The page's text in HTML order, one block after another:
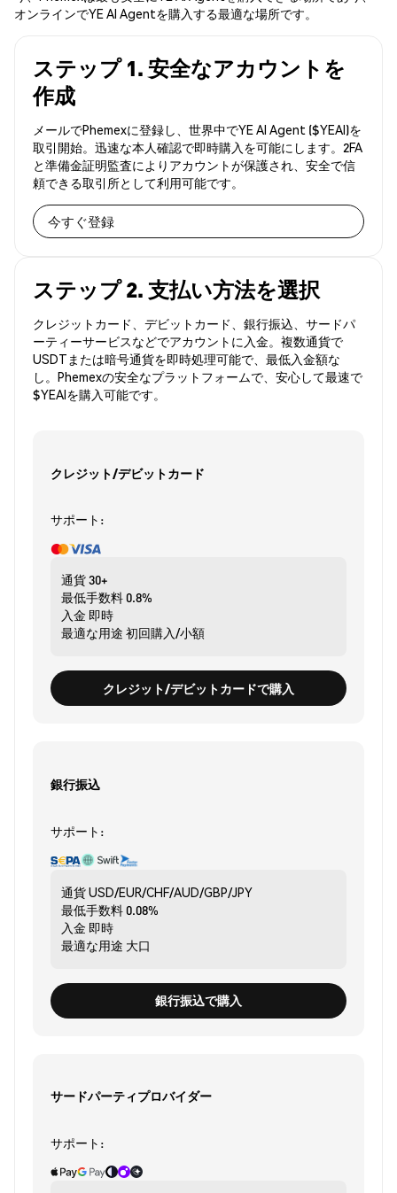
オンラインでYE AI Agentを購入する最適な場所です。
ステップ 1. 安全なアカウントを
作成
メールでPhemexに登録し、世界中でYE AI Agent ($YEAI)を
取引開始。迅速な本人確認で即時購入を可能にします。2FA
と準備金証明監査によりアカウントが保護され、安全で信
頼できる取引所として利用可能です。
今すぐ登録
ステップ 2. 支払い方法を選択
クレジットカード、デビットカード、銀行振込、サードパ
ーティーサービスなどでアカウントに入金。複数通貨で
USDTまたは暗号通貨を即時処理可能で、最低入金額な
し。Phemexの安全なプラットフォームで、安心して最速で
$YEAIを購入可能です。
クレジット/デビットカード
サポート:
通貨30+
最低手数料0.8%
入金 即時
最適な用途 初回購入/小額
クレジット/デビットカードで購入
銀行振込
サポート:
通貨USD/EUR/CHF/AUD/GBP/JPY
最低手数料0.08%
入金 即時
最適な用途 大口
銀行振込で購入
サードパーティプロバイダー
サポート: